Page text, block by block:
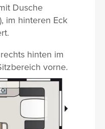
Dusche
im hinteren Eck
hinten im
vorne.